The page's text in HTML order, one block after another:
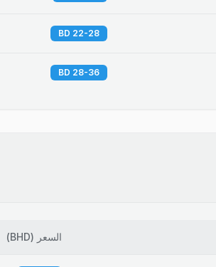
22-28 BD
28-36 BD
السعر (
BHD
)